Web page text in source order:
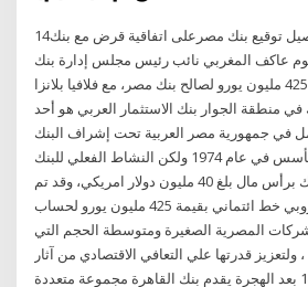
14‏‏/5‏‏/1442 بعد الهجرة تفاصيل توقيع بنك مصرعلى اتفاقية قرض مع بنك
عاكف المغربي نائب رئيس مجلس إدارة بنك
مصر ، اتفاقية قرض بمبلغ 425 مليون يورو لصالح بنك مصر، مع فلافيا بلانزا
في منطقة الجوار بنك الاستثمار العربي هو أحد
في جمهورية مصر العربية تحت إشراف البنك
المركزي المصري، وقد تأسس في عام 1974 ولكن النشاط الفعلي للبنك
قد بدأ في عام 1978، وذلك برأس مال بلغ 40 مليون دولار امريكي، وقد تم
يوفر بنك الاستثمار الأوروبي خط ائتماني بقيمة 425 مليون يورو لحساب
المصرية الصغيرة ومتوسطة الحجم التي
قدرتها علي التعافي الاقتصادي من آثار
الوباء العالمي. 2‏‏/2‏‏/1442 بعد الهجرة يقدم بنك القاهرة مجموعة متعددة